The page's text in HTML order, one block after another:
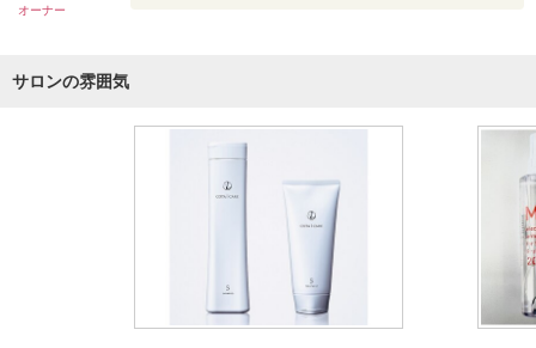
オーナー
サロンの雰囲気